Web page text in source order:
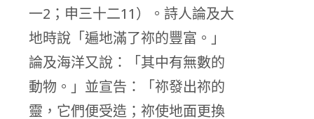
一2；申三十二11）。詩人論及大
地時說「遍地滿了祢的豐富。」
論及海洋又說：「其中有無數的
動物。」並宣告：「祢發出祢的
靈，它們便受造；祢使地面更換